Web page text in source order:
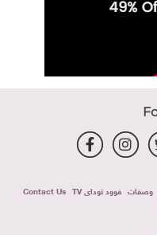
وصفات فوود توداى TV
Contact Us